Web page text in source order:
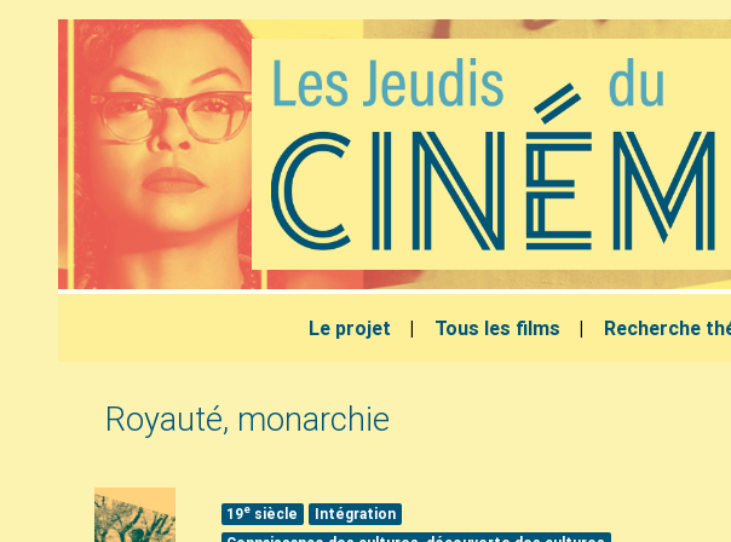
Le projet Tous les films Recherche
Royauté, monarchie
19e siècle
Intégration